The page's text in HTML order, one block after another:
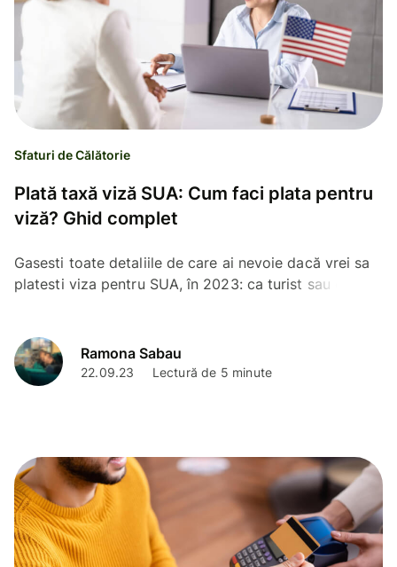
Sfaturi de Călătorie
Plată taxă viză SUA: Cum faci plata pentru
viză? Ghid complet
Gasesti toate detaliile de care ai nevoie dacă vrei sa
platesti viza pentru SUA, în 2023: ca turist sau ești
Ramona Sabau
22.09.23 Lectură de 5 minute